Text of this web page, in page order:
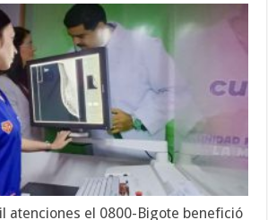
atenciones el 0800-Bigote benefició